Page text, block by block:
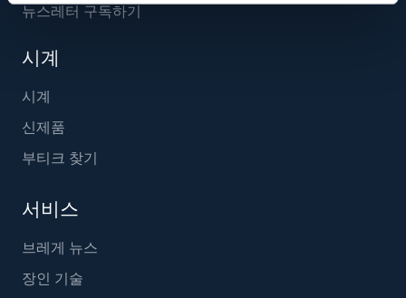
뉴스레터 구독하기
시계
시계
신제품
부티크 찾기
서비스
브레게 뉴스
장인 기술